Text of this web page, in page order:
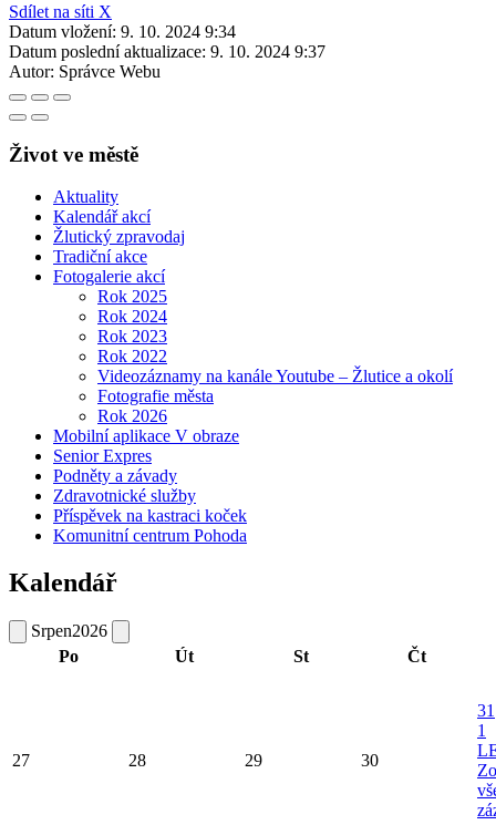
Sdílet na síti X
Datum vložení: 9. 10. 2024 9:34
Datum poslední aktualizace: 9. 10. 2024 9:37
Autor: Správce Webu
Život ve městě
Aktuality
Kalendář akcí
Žlutický zpravodaj
Tradiční akce
Fotogalerie akcí
Rok 2025
Rok 2024
Rok 2023
Rok 2022
Videozáznamy na kanále Youtube – Žlutice a okolí
Fotografie města
Rok 2026
Mobilní aplikace V obraze
Senior Expres
Podněty a závady
Zdravotnické služby
Příspěvek na kastraci koček
Komunitní centrum Pohoda
Kalendář
Srpen2026
Po
Út St Čt
27 28 29 30
31
1